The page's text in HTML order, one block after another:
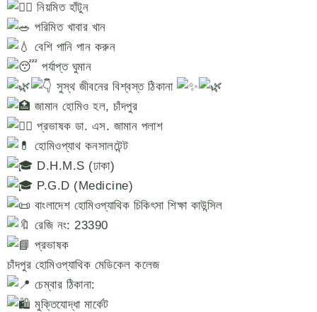
নিয়মিত হাঁটুন
পরিমিত খাবার খান
বেশি পানি পান করুন
পর্যাপ্ত ঘুমান
সুস্থ জীবনের বিশ্বস্ত ঠিকানা
জামান হোমিও হল, চাঁদপুর
প্রভাষক ডা. এস. জামান পলাশ
হোমিওপ্যাথ কনসালটেন্ট
D.H.M.S (ঢাকা)
P.G.D (Medicine)
বাংলাদেশ হোমিওপ্যাথিক চিকিৎসা শিক্ষা কাউন্সিল
রেজি নং: 23390
প্রভাষক
চাঁদপুর হোমিওপ্যাথিক মেডিকেল কলেজ
চেম্বার ঠিকানা:
মুক্তিযোদ্ধা মার্কেট